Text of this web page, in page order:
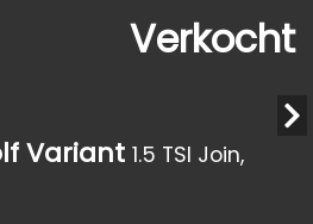
Verkocht
Variant 1.5 TSI Join,